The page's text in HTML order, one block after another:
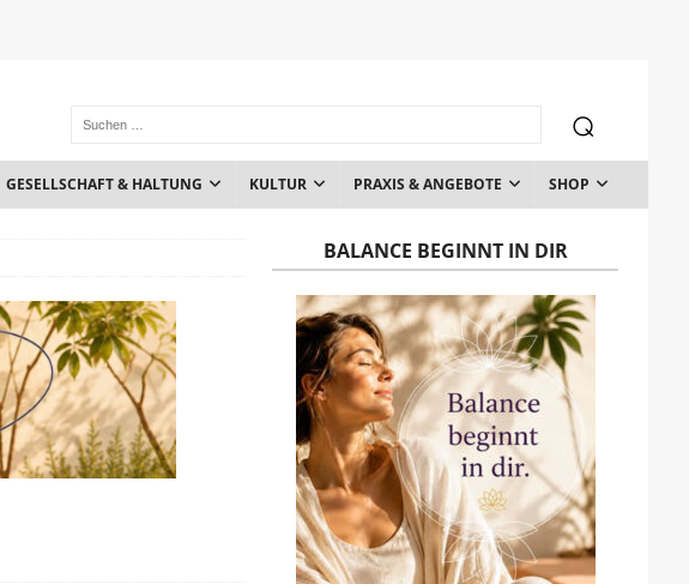
GESELLSCHAFT & HALTUNG KULTUR PRAXIS & ANGEBOTE SHOP
BALANCE BEGINNT IN DIR